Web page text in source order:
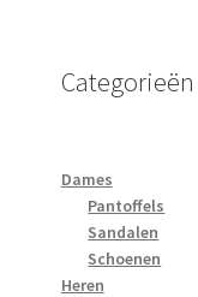
Categorieën
Dames
Pantoffels
Sandalen
Schoenen
Heren